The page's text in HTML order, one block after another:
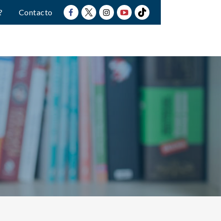
Contacto